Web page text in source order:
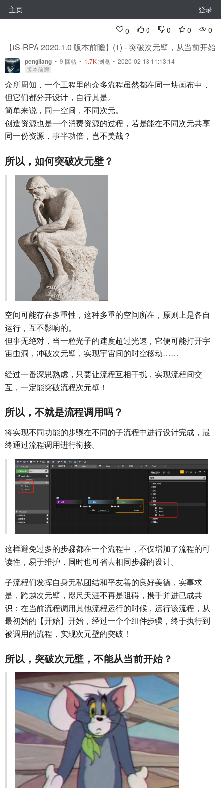
主页 登录
0 0 0 0 0
【iS-RPA 2020.1.0 版本前瞻】(1) - 突破次元壁，从当前开始
pengliang • 9 回帖 • 1.7K浏览 • 2020-02-18 11:13:14
版本前瞻
众所周知，一个工程里的众多流程虽然都在同一块画布中，
但它们都分开设计，自行其是。
简单来说，同一空间，不同次元。
创造资源也是一个消费资源的过程，若是能在不同次元共享
同一份资源，事半功倍，岂不美哉？
所以，如何突破次元壁？
空间可能存在多重性，这种多重的空间所在，原则上是各自
运行，互不影响的。
但事无绝对，当一粒光子的速度超过光速，它便可能打开宇
宙虫洞，冲破次元壁，实现宇宙间的时空移动……
经过一番深思熟虑，只要让流程互相干扰，实现流程间交
互，一定能突破流程次元壁！
所以，不就是流程调用吗？
将实现不同功能的步骤在不同的子流程中进行设计完成，最
终通过流程调用进行衔接。
这样避免过多的步骤都在一个流程中，不仅增加了流程的可
读性，易于维护，同时也可省去相同步骤的设计。
子流程们发挥自身无私团结和平友善的良好美德，实事求
是，跨越次元壁，咫尺天涯不再是阻碍，携手并进已成共
识：在当前流程调用其他流程运行的时候，运行该流程，从
最初始的【开始】开始，经过一个个组件步骤，终于执行到
被调用的流程，实现次元壁的突破！
所以，突破次元壁，不能从当前开始？